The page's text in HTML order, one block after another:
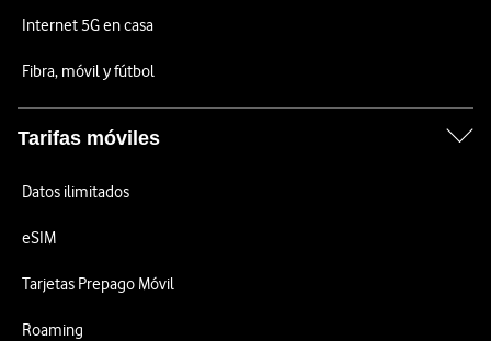
Internet 5G en casa
Fibra, móvil y fútbol
Tarifas móviles
Datos ilimitados
eSIM
Tarjetas Prepago Móvil
Roaming